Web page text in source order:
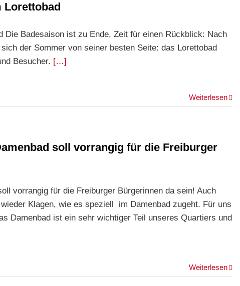
Lorettobad
Die Badesaison ist zu Ende, Zeit für einen Rückblick: Nach
der Sommer von seiner besten Seite: das Lorettobad
Besucher. […]
Weiterlesen
soll vorrangig für die Freiburger
vorrangig für die Freiburger Bürgerinnen da sein! Auch
Klagen, wie es speziell im Damenbad zugeht. Für uns
Damenbad ist ein sehr wichtiger Teil unseres Quartiers und
Weiterlesen